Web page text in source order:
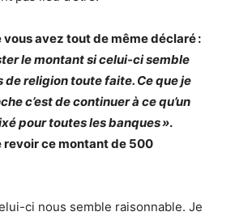
vous avez tout de même déclaré :
le montant si celui-ci semble
de religion toute faite. Ce que je
c’est de continuer à ce qu’un
pour toutes les banques ».
revoir ce montant de 500
ci nous semble raisonnable. Je